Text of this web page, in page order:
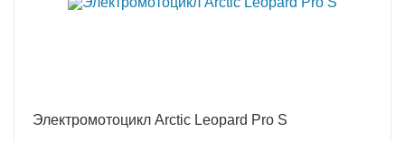
Электромотоцикл Arctic Leopard Pro S